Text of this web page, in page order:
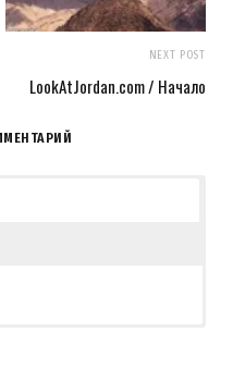
NEXT POST
LookAtJordan.com / Начало